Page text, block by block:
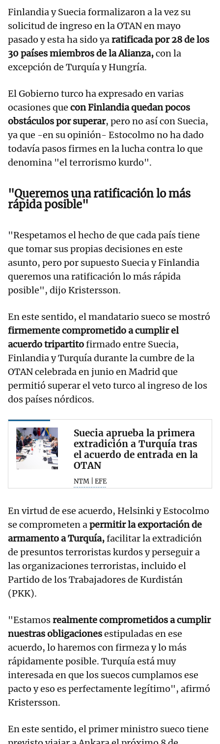
Finlandia y Suecia formalizaron a la vez su
solicitud de ingreso en la OTAN en mayo
pasado y esta ha sido yaratificada por 28 de los
30 países miembros de la Alianza,con la
excepción de Turquía y Hungría.
El Gobierno turco ha expresado en varias
ocasiones que con Finlandia quedan pocos
obstáculos por superar, pero no así con Suecia,
ya que -en su opinión- Estocolmo no ha dado
todavía pasos firmes en la lucha contra lo que
denomina "el terrorismo kurdo".
"Queremos una ratificación lo más
rápida posible"
"Respetamos el hecho de que cada país tiene
que tomar sus propias decisiones en este
asunto, pero por supuesto Suecia y Finlandia
queremos una ratificación lo más rápida
posible", dijo Kristersson.
En este sentido, el mandatario sueco se mostró
firmemente comprometido a cumplir el
acuerdo tripartitofirmado entre Suecia,
Finlandia y Turquía durante la cumbre de la
OTAN celebrada en junio en Madrid que
permitió superar el veto turco al ingreso de los
dos países nórdicos.
Suecia aprueba la primera
extradición a Turquía tras
el acuerdo de entrada en la
OTAN
NTM | EFE
En virtud de ese acuerdo, Helsinki y Estocolmo
se comprometen apermitir la exportación de
armamento a Turquía,facilitar la extradición
de presuntos terroristas kurdos y perseguir a
las organizaciones terroristas, incluido el
Partido de los Trabajadores de Kurdistán
(PKK).
"Estamosrealmente comprometidos a cumplir
nuestras obligacionesestipuladas en ese
acuerdo, lo haremos con firmeza y lo más
rápidamente posible. Turquía está muy
interesada en que los suecos cumplamos ese
pacto y eso es perfectamente legítimo", afirmó
Kristersson.
En este sentido, el primer ministro sueco tiene